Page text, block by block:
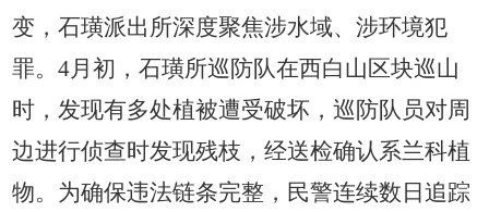
变，石璜派出所深度聚焦涉水域、涉环境犯
罪。4月初，石璜所巡防队在西白山区块巡山
时，发现有多处植被遭受破坏，巡防队员对周
边进行侦查时发现残枝，经送检确认系兰科植
物。为确保违法链条完整，民警连续数日追踪